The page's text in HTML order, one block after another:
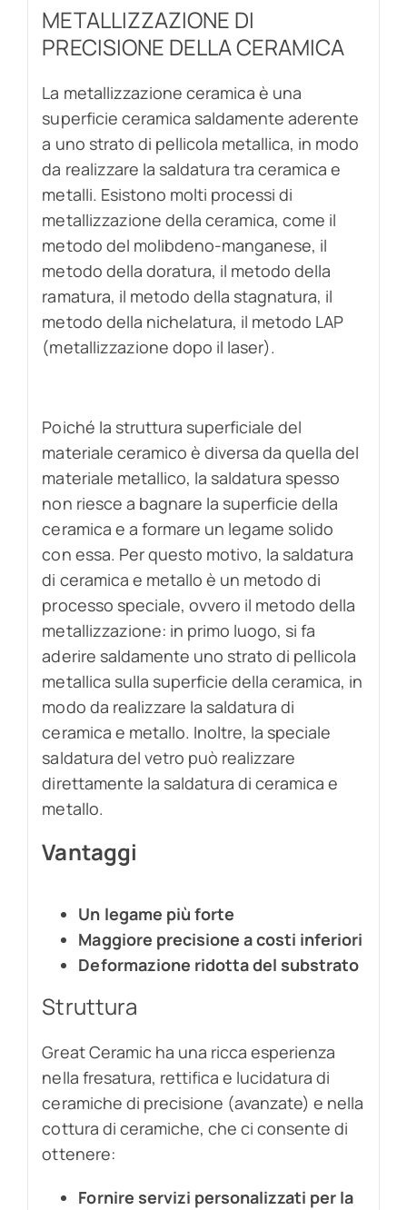
METALLIZZAZIONE DI
PRECISIONE DELLA CERAMICA
La metallizzazione ceramica è una
superficie ceramica saldamente aderente
a uno strato di pellicola metallica, in modo
da realizzare la saldatura tra ceramica e
metalli. Esistono molti processi di
metallizzazione della ceramica, come il
metodo del molibdeno-manganese, il
metodo della doratura, il metodo della
ramatura, il metodo della stagnatura, il
metodo della nichelatura, il metodo LAP
(metallizzazione dopo il laser).
Poiché la struttura superficiale del
materiale ceramico è diversa da quella del
materiale metallico, la saldatura spesso
non riesce a bagnare la superficie della
ceramica e a formare un legame solido
con essa. Per questo motivo, la saldatura
di ceramica e metallo è un metodo di
processo speciale, ovvero il metodo della
metallizzazione: in primo luogo, si fa
aderire saldamente uno strato di pellicola
metallica sulla superficie della ceramica, in
modo da realizzare la saldatura di
ceramica e metallo. Inoltre, la speciale
saldatura del vetro può realizzare
direttamente la saldatura di ceramica e
metallo.
Vantaggi
Un legame più forte
Maggiore precisione a costi inferiori
Deformazione ridotta del substrato
Struttura
Great Ceramic ha una ricca esperienza
nella fresatura, rettifica e lucidatura di
ceramiche di precisione (avanzate) e nella
cottura di ceramiche, che ci consente di
ottenere:
Fornire servizi personalizzati per la